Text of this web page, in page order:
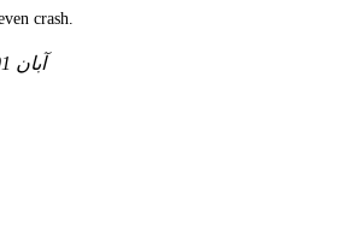
crash.
28 آبان 1401